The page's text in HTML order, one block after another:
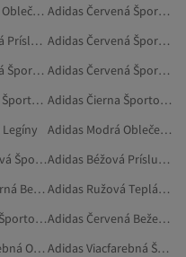
Adidas Fialová Oblečenie
Adidas Červená Športové Vybavenie
Adidas Červená Príslušenstvo
Adidas Červená Športové Saká
Adidas Červená Šport A Príroda
Adidas Červená Športové Pršiplášte A Vetrovky
Adidas Béžová Športové Saká
Adidas Čierna Športové Vybavenie
Adidas Modrá Oblečenie
Adidas Oranžová Športové Tenisky
Adidas Béžová Príslušenstvo
Adidas Strieborná Bežecká A Tréningová Obuv
Adidas Ružová Teplákové Súpravy
Adidas Hnedá Športové Legíny
Adidas Červená Bežecká A Tréningová Obuv
Adidas Viacfarebná Oblečenie
Adidas Viacfarebná Športové Legíny